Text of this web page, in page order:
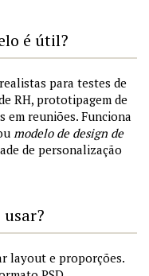
é útil?
para testes de
RH, prototipagem de
em reuniões. Funciona
modelo de design de
de personalização
layout e proporções.